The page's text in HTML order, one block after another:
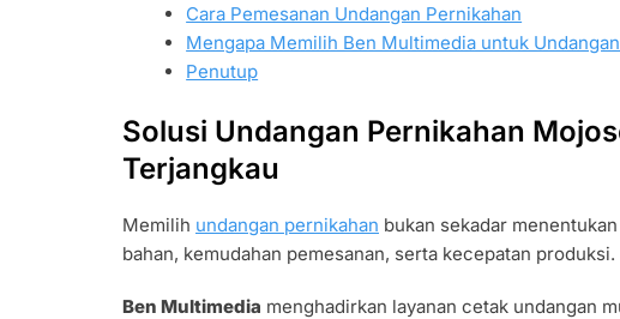
Cara Pemesanan Undangan Pernikahan
Mengapa Memilih Ben Multimedia untuk
Penutup
Solusi Undangan Pernikahan
Terjangkau
Memilih undangan pernikahan bukan sekadar
bahan, kemudahan pemesanan, serta kecepatan produksi.
Ben Multimedia menghadirkan layanan cetak undangan